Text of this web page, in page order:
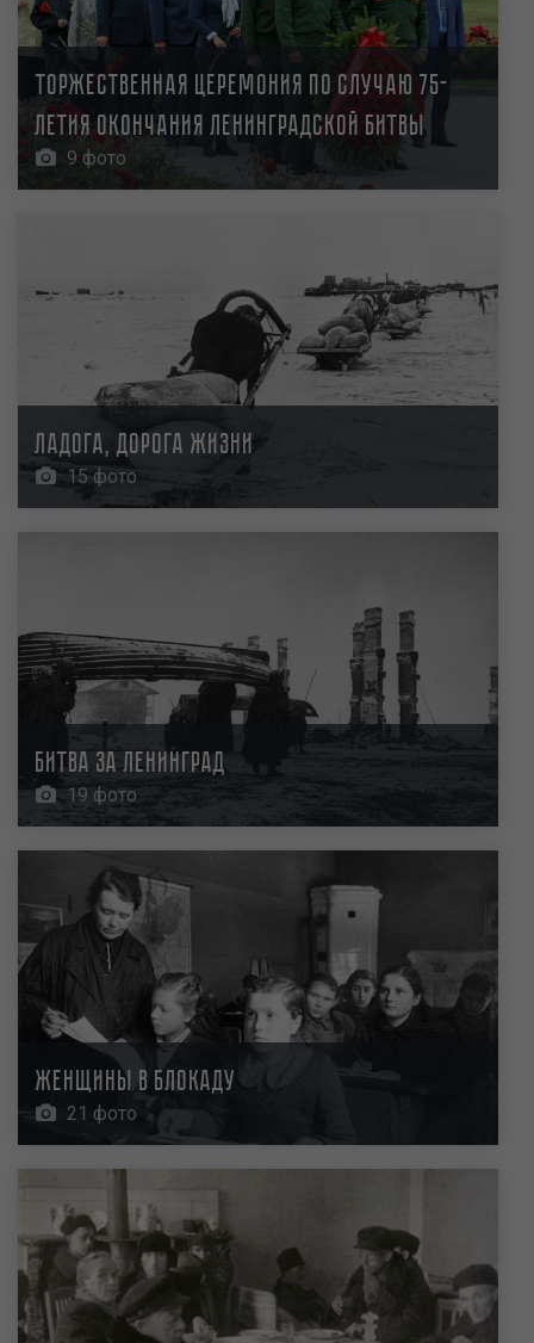
Торжественная церемония по случаю 75-
летия окончания Ленинградской битвы
9 фото
Ладога, Дорога жизни
15 фото
Битва за Ленинград
19 фото
Женщины в блокаду
21 фото